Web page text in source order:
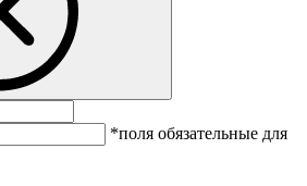
*поля обязательные для